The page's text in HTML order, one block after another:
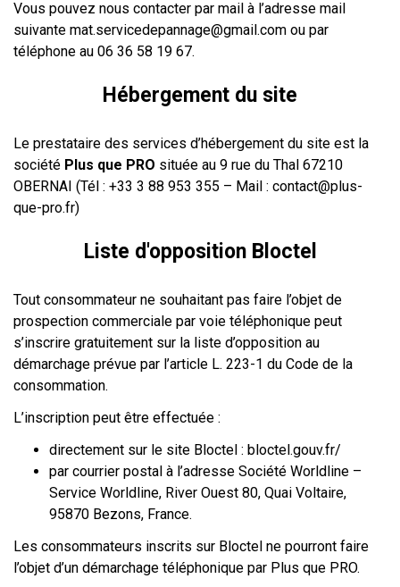
Vous pouvez nous contacter par mail à l’adresse mail
suivante mat.servicedepannage@gmail.com ou par
téléphone au 06 36 58 19 67.
Hébergement du site
Le prestataire des services d’hébergement du site est la
société Plus que PRO située au 9 rue du Thal 67210
OBERNAI (Tél : +33 3 88 953 355 – Mail : contact@plus-
que-pro.fr)
Liste d'opposition Bloctel
Tout consommateur ne souhaitant pas faire l’objet de
prospection commerciale par voie téléphonique peut
s’inscrire gratuitement sur la liste d’opposition au
démarchage prévue par l’article L. 223-1 du Code de la
consommation.
L’inscription peut être effectuée :
directement sur le site Bloctel : bloctel.gouv.fr/
par courrier postal à l’adresse Société Worldline –
Service Worldline, River Ouest 80, Quai Voltaire,
95870 Bezons, France.
Les consommateurs inscrits sur Bloctel ne pourront faire
l’objet d’un démarchage téléphonique par Plus que PRO.